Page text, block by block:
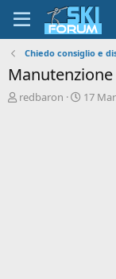
Chiedo consiglio e
A
redbaron
D
17